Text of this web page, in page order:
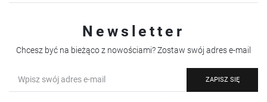
Newsletter
Chcesz być na bieżąco z nowościami? Zostaw swój adres e-mail
ZAPISZ SIĘ